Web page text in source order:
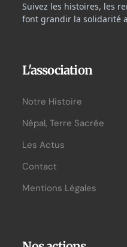
Suivez les histoires, les
font grandir la solidarité
L'association
Notre Histoire
Népal, Terre Sacrée
Les Actus
Contact
Mentions Légales